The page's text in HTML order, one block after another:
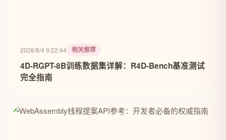
2026/8/4 9:22:44 相关推荐
4D-RGPT-8B训练数据集详解：R4D-Bench基准测试
完全指南